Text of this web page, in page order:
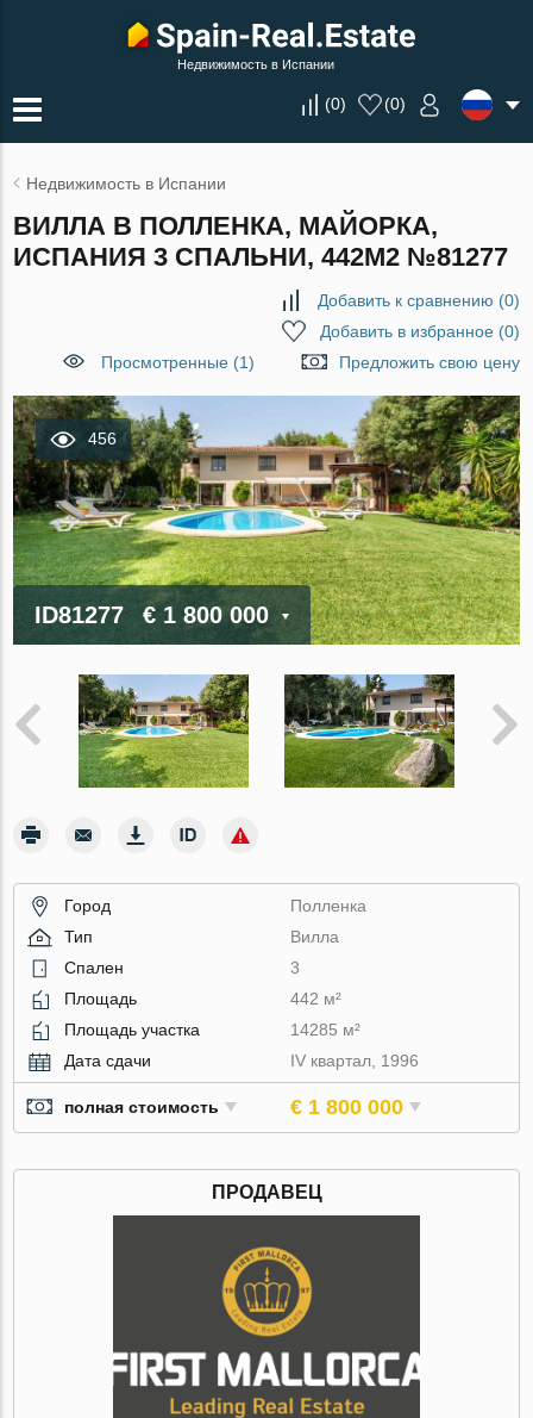
Недвижимость в Испании
(0) (0)
Недвижимость в Испании
ВИЛЛА В ПОЛЛЕНКА, МАЙОРКА,
ИСПАНИЯ 3 СПАЛЬНИ, 442М2 №81277
Добавить к сравнению (0)
Добавить в избранное(0)
Просмотренные (1)
Предложить свою цену
456
ID81277 € 1 800 000
Город
Полленка
Тип
Вилла
Спален
3
Площадь
442 м²
Площадь участка
14285 м²
Дата сдачи
IV квартал, 1996
полная стоимость € 1 800 000
ПРОДАВЕЦ